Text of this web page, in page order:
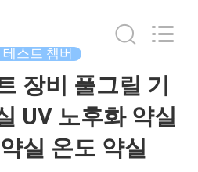
테스트 챔버
장비 풀그릴 기
UV 노후화 약실
실 온도 약실